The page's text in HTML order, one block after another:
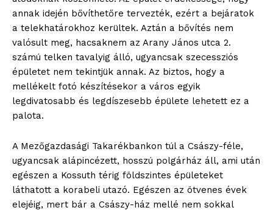
annak idején bővíthetőre tervezték, ezért a bejáratok
a telekhatárokhoz kerültek. Aztán a bővítés nem
valósult meg, hacsaknem az Arany János utca 2.
számú telken tavalyig álló, ugyancsak szecessziós
épületet nem tekintjük annak. Az biztos, hogy a
mellékelt fotó készítésekor a város egyik
legdivatosabb és legdíszesebb épülete lehetett ez a
palota.
A Mezőgazdasági Takarékbankon túl a Császy-féle,
ugyancsak alápincézett, hosszú polgárház áll, ami után
egészen a Kossuth térig földszintes épületeket
láthatott a korabeli utazó. Egészen az ötvenes évek
elejéig, mert bár a Császy-ház mellé nem sokkal